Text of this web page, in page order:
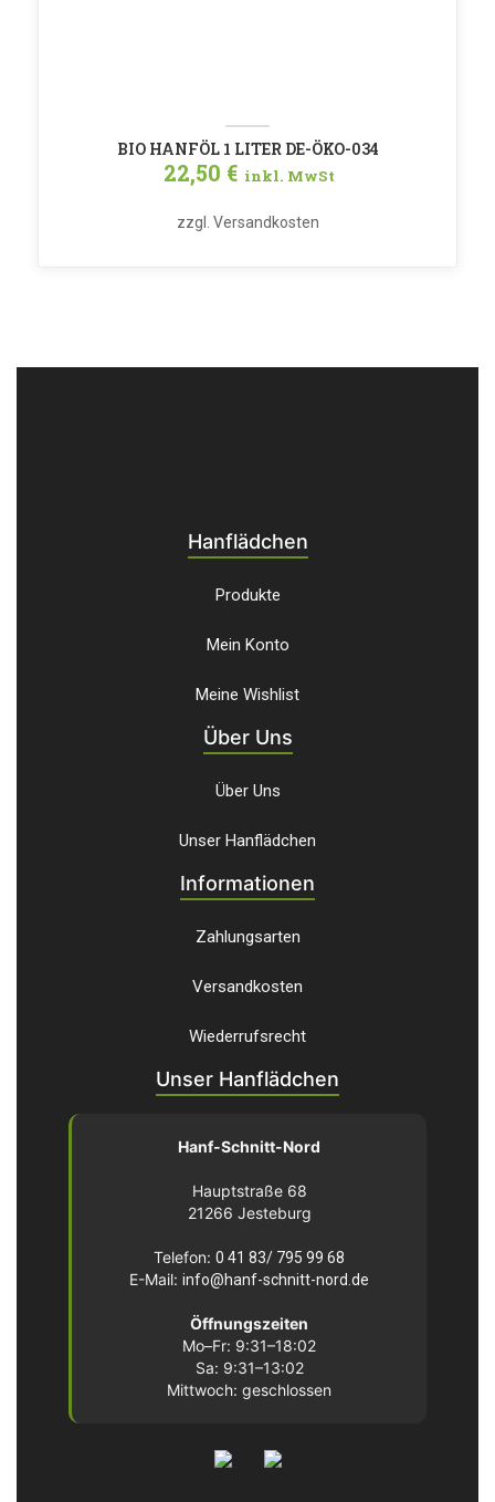
zzgl. Versandkosten
BIO HANFÖL 1 LITER DE-ÖKO-034
22,50 € inkl. MwSt
Hanflädchen
Produkte
Mein Konto
Meine Wishlist
Über Uns
Über Uns
Unser Hanflädchen
Informationen
Zahlungsarten
Versandkosten
Wiederrufsrecht
Unser Hanflädchen
Hanf-Schnitt-Nord
Hauptstraße 68
21266 Jesteburg
Telefon: 0 41 83/ 795 99 68
E-Mail: info@hanf-schnitt-nord.de
Öffnungszeiten
Mo–Fr: 9:31–18:02
Sa: 9:31–13:02
Mittwoch: geschlossen